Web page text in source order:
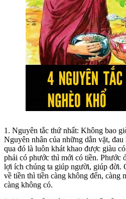
1. Nguyên tắc thứ nhất: Không bao
Nguyên nhân của những dằn vặt,
qua đó là luôn khát khao được giàu
phải có phước thì mới có tiền. Phước
lợi ích chúng ta giúp người, giúp đời.
về tiền thì tiền càng không đến, càng
càng không có.